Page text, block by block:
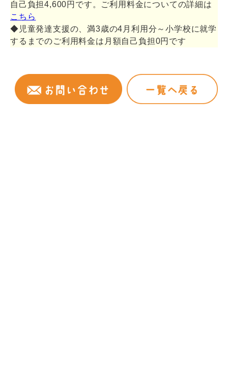
自己負担4,600円です。ご利用料金についての詳細は
こちら
◆児童発達支援の、満3歳の4月利用分～小学校に就学
するまでのご利用料金は月額自己負担0円です